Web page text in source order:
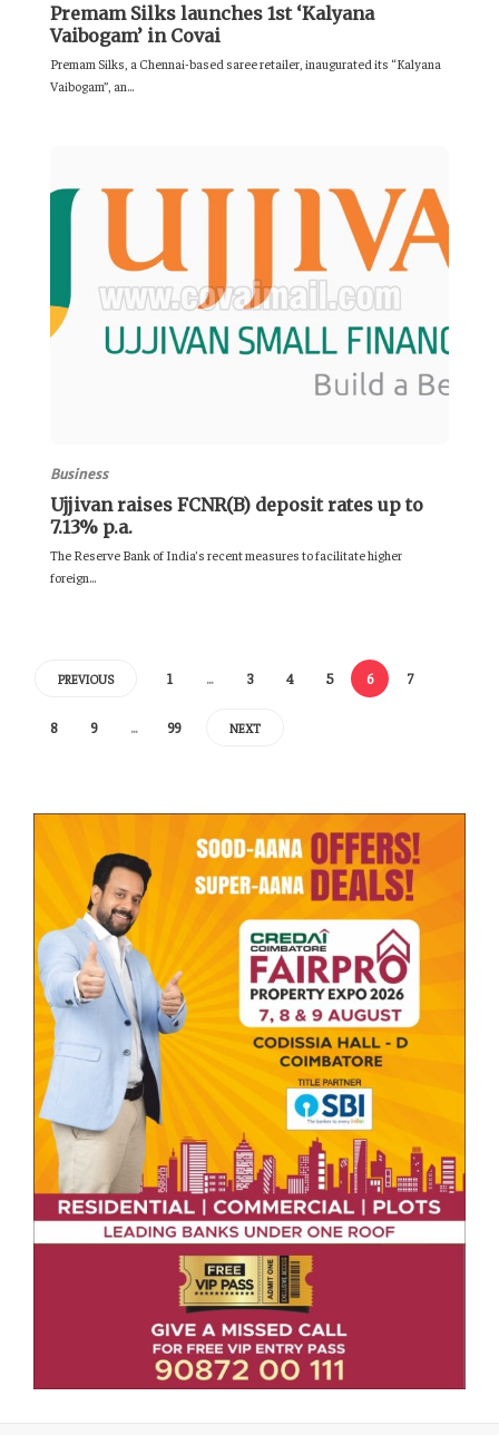
Premam Silks launches 1st ‘Kalyana
Vaibogam’ in Covai
Premam Silks, a Chennai-based saree retailer, inaugurated its “Kalyana
Vaibogam”, an...
Business
Ujjivan raises FCNR(B) deposit rates up to
7.13% p.a.
The Reserve Bank of India’s recent measures to facilitate higher
foreign...
PREVIOUS 1 … 3 4 5 6 7
8 9 … 99 NEXT